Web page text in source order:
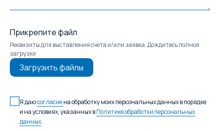
Прикрепите файл
Реквизиты для выставления счёта и/или заявка. Дождитесь полной
загрузки
Загрузить файлы
Я даюсогласиена обработку моих персональных данных в порядке
и на условиях, указанных вПолитике обработки персональных
данных.